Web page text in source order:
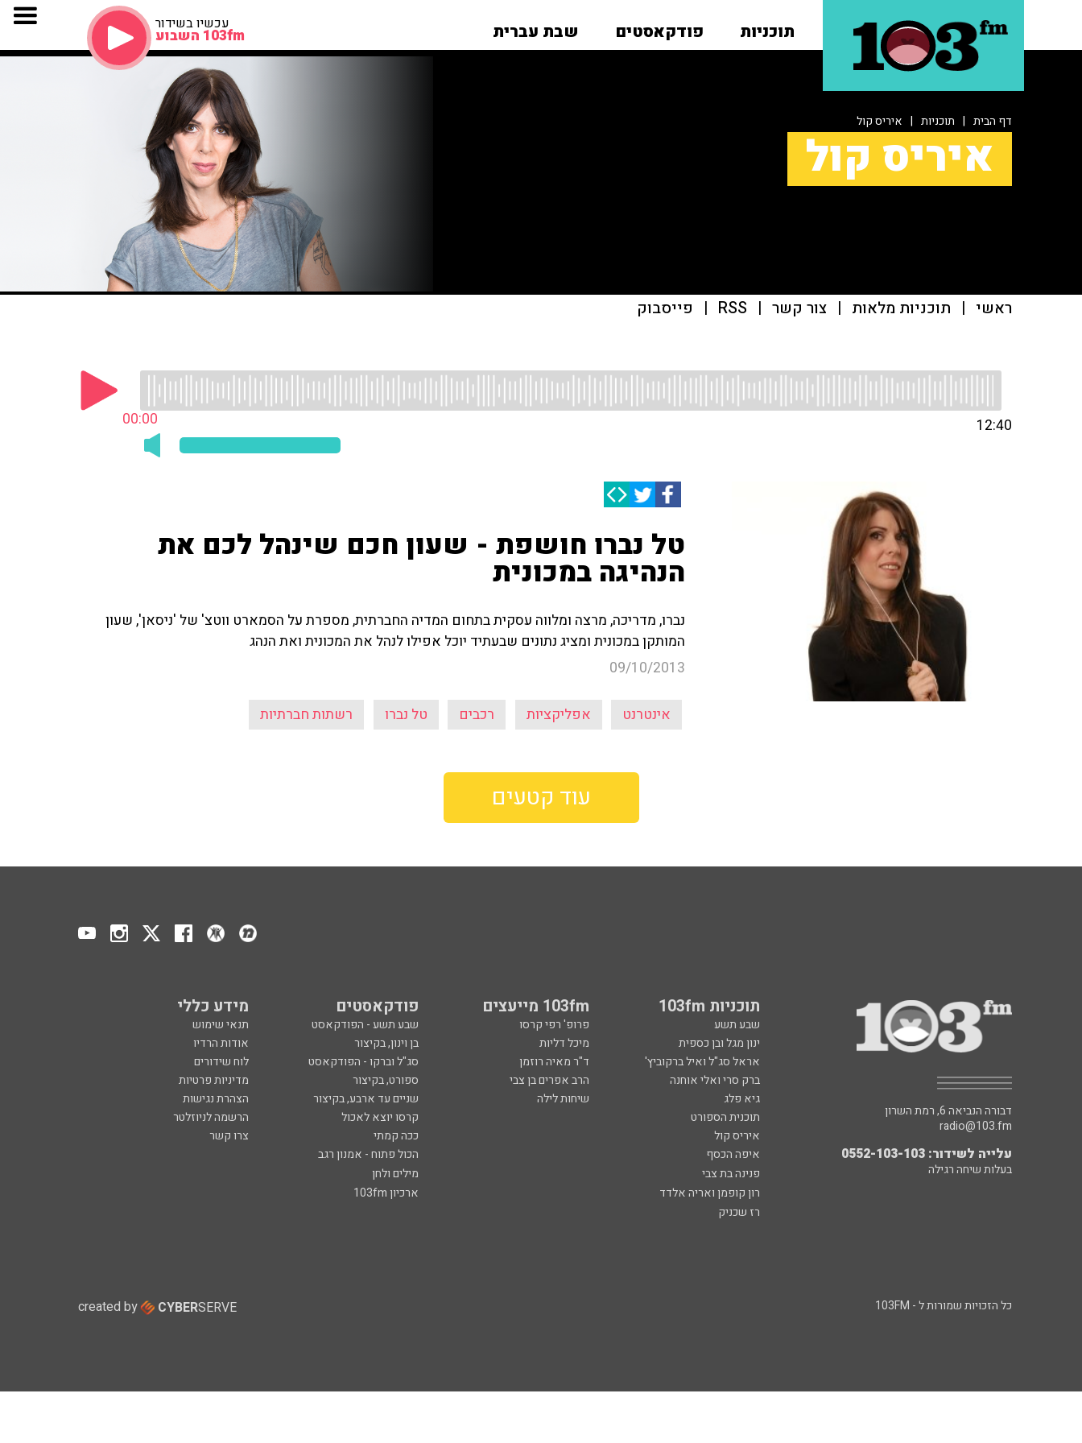
תוכניות פודקאסטים שבת עברית עכשיו בשידור
103fm השבוע
דף הבית | תוכניות | איריס קול
איריס קול
ראשי | תוכניות מלאות | צור קשר |
RSS
| פייסבוק
00:00 12:40
טל נברו חושפת - שעון חכם שינהל לכם את
הנהיגה במכונית
נברו, מדריכה, מרצה ומלווה עסקית בתחום המדיה החברתית, מספרת על הסמארט ווטצ' של 'ניסאן', שעון
המותקן במכונית ומציג נתונים שבעתיד יוכל אפילו לנהל את המכונית ואת הנהג
09/10/2013
אינטרנט אפליקציות רכבים טל נברו רשתות חברתיות
עוד קטעים
תוכניות 103fm 103fm מייעצים פודקאסטים מידע כללי
שבע תשע פרופ' רפי קרסו שבע תשע - הפודקאסט
תנאי שימוש
ינון מגל ובן כספית
מיכל דליות בן וינון, בקיצור
אודות הרדיו
אראל סג"ל ואיל ברקוביץ'
ד"ר מאיה רוזמן סג"ל וברקו - הפודקאסט
לוח שידורים
ברק סרי ואלי אוחנה
הרב אפרים בן צבי ספורט, בקיצור
מדיניות פרטיות
גיא פלג
שיחות לילה שניים עד ארבע, בקיצור
הצהרת נגישות
תוכנית הספורט
קרסו יוצא לאכול
הרשמה לניוזלטר
איריס קול
ככה קמתי
צרו קשר
איפה הכסף
הכול פתוח - אמנון רגב
פנינה בת צבי
מילים ולחן
רון קופמן ואריה אלדד
ארכיון 103fm
רז שכניק
דבורה הנביאה 6, רמת השרון
radio@103.fm
עלייה לשידור: 0552-103-103
בעלות שיחה רגילה
כל הזכויות שמורות ל - 103FM created by CYBERSERVE